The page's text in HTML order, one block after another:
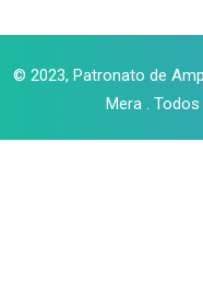
© 2023, Patronato de
Mera .